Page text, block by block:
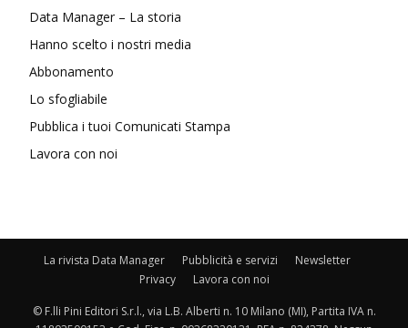
Data Manager – La storia
Hanno scelto i nostri media
Abbonamento
Lo sfogliabile
Pubblica i tuoi Comunicati Stampa
Lavora con noi
La rivista Data Manager Pubblicità e servizi
Newsletter
Privacy
Lavora con noi
© F.lli Pini Editori S.r.l., via L.B. Alberti n. 10 Milano (MI), Partita IVA n.